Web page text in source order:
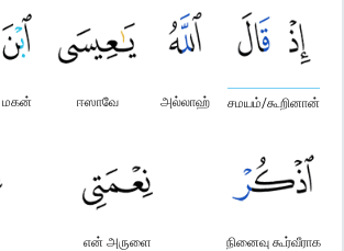
சமயம்/கூறினான்
அல்லாஹ்
ஈஸாவே
மகன்
நினைவு கூர்வீராக
என் அருளை